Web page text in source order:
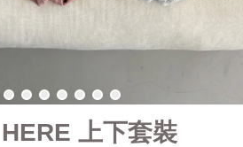
上下套裝